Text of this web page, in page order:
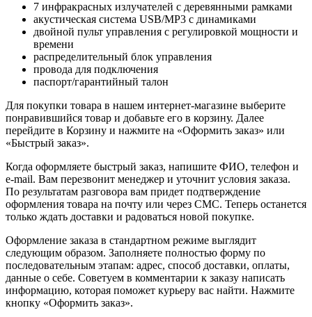
7 инфракрасных излучателей с деревянными рамками
акустическая система USB/MP3 с динамиками
двойной пульт управления с регулировкой мощности и
времени
распределительный блок управления
провода для подключения
паспорт/гарантийный талон
Для покупки товара в нашем интернет-магазине выберите
понравившийся товар и добавьте его в корзину. Далее
перейдите в Корзину и нажмите на «Оформить заказ» или
«Быстрый заказ».
Когда оформляете быстрый заказ, напишите ФИО, телефон и
e-mail. Вам перезвонит менеджер и уточнит условия заказа.
По результатам разговора вам придет подтверждение
оформления товара на почту или через СМС. Теперь останется
только ждать доставки и радоваться новой покупке.
Оформление заказа в стандартном режиме выглядит
следующим образом. Заполняете полностью форму по
последовательным этапам: адрес, способ доставки, оплаты,
данные о себе. Советуем в комментарии к заказу написать
информацию, которая поможет курьеру вас найти. Нажмите
кнопку «Оформить заказ».